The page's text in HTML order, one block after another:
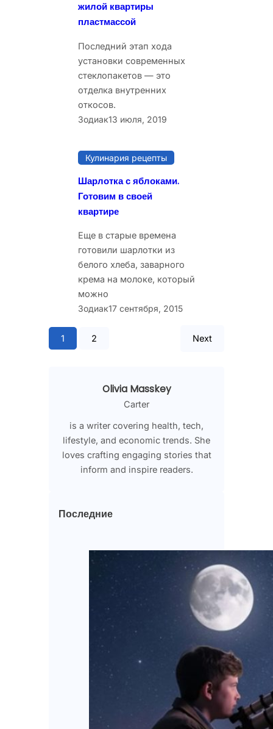
жилой квартиры
пластмассой
Последний этап хода
установки современных
стеклопакетов — это
отделка внутренних
откосов.
Зодиак13 июля, 2019
Кулинария рецепты
Шарлотка с яблоками.
Готовим в своей
квартире
Еще в старые времена
готовили шарлотки из
белого хлеба, заварного
крема на молоке, который
можно
Зодиак17 сентября, 2015
1 2 Next
Olivia Masskey
Carter
is a writer covering health, tech,
lifestyle, and economic trends. She
loves crafting engaging stories that
inform and inspire readers.
Последние